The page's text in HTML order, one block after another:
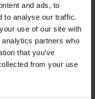
and ads, to
to analyse our traffic.
use of our site with
partners who
that you’ve
from your use
HEIDENHAIN
dédié. Si le
rédigé en